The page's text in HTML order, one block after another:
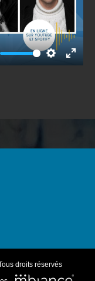
SettingsEnter
droits réservés